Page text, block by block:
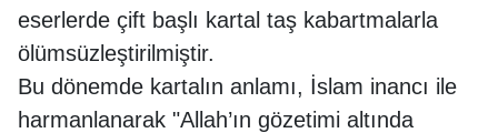
eserlerde çift başlı kartal taş kabartmalarla
ölümsüzleştirilmiştir.
Bu dönemde kartalın anlamı, İslam inancı ile
harmanlanarak "Allah’ın gözetimi altında